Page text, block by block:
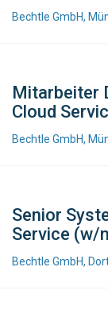
Bechtle GmbH,
Mitarbeiter
Cloud
Bechtle GmbH,
Senior
Service (w/
Bechtle GmbH,